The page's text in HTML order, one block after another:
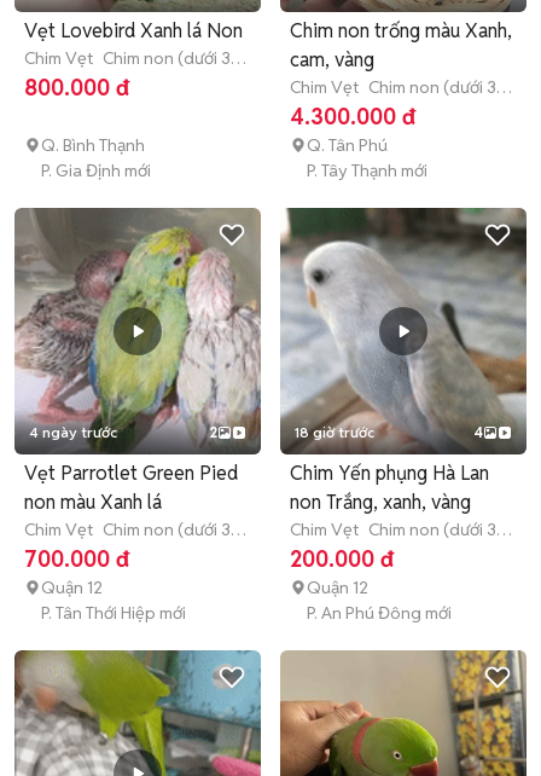
Vẹt Lovebird Xanh lá Non
Chim Vẹt Chim non (dưới 3
tháng tuổi)
800.000 đ
Q. Bình Thạnh
P. Gia Định mới
Chim non trống màu Xanh,
cam, vàng
Chim Vẹt Chim non (dưới 3
tháng tuổi)
4.300.000 đ
Q. Tân Phú
P. Tây Thạnh mới
4 ngày trước 2
Vẹt Parrotlet Green Pied
non màu Xanh lá
Chim Vẹt Chim non (dưới 3
tháng tuổi)
700.000 đ
Quận 12
P. Tân Thới Hiệp mới
18 giờ trước 4
Chim Yến phụng Hà Lan
non Trắng, xanh, vàng
Chim Vẹt Chim non (dưới 3
tháng tuổi)
200.000 đ
Quận 12
P. An Phú Đông mới